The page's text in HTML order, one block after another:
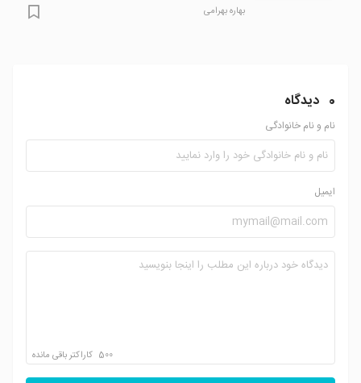
بهاره بهرامی
0 دیدگاه
نام و نام خانوادگی
ایمیل
500 کاراکتر باقی مانده